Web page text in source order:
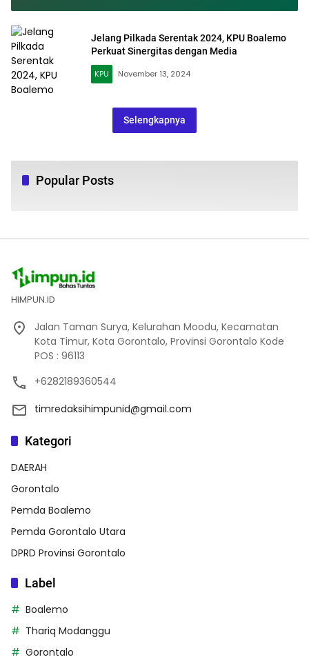
Jelang Pilkada Serentak 2024, KPU Boalemo
Perkuat Sinergitas dengan Media
KPU November 13, 2024
Selengkapnya
Popular Posts
HIMPUN.ID
Jalan Taman Surya, Kelurahan Moodu, Kecamatan
Kota Timur, Kota Gorontalo, Provinsi Gorontalo Kode
POS : 96113
+6282189360544
timredaksihimpunid@gmail.com
Kategori
DAERAH
Gorontalo
Pemda Boalemo
Pemda Gorontalo Utara
DPRD Provinsi Gorontalo
Label
Boalemo
Thariq Modanggu
Gorontalo